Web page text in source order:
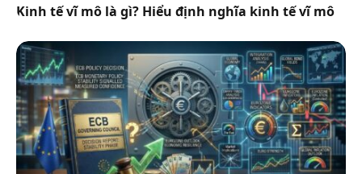
Kinh tế vĩ mô là gì? Hiểu định nghĩa kinh tế vĩ mô